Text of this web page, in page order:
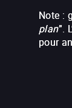
Note :
plan”.
pour